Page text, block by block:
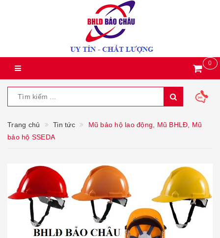
0
Trang chủ Tin tức
Mũ bảo hộ lao động, Mũ BHLĐ, Mũ
bảo hộ SSEDA